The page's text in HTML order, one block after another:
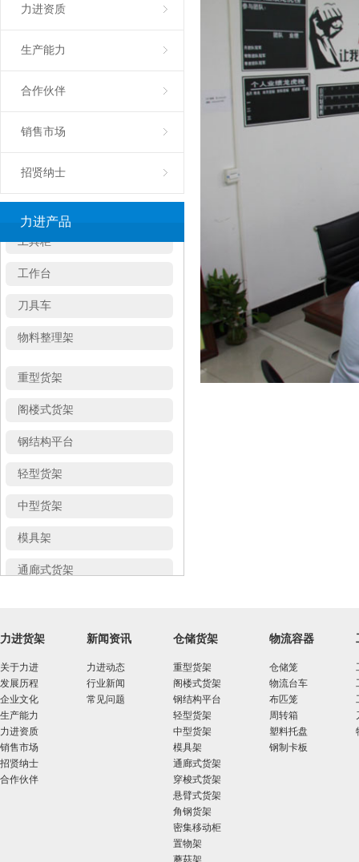
力进资质
生产能力
合作伙伴
销售市场
招贤纳士
力进产品
仓储笼
物流台车
塑料托盘
钢制卡板
工具车
工作台
刀具车
物料整理架
重型货架
阁楼式货架
钢结构平台
轻型货架
中型货架
模具架
通廊式货架
密集移动柜
置物架
蘑菇架
仓储笼
力进货架
关于力进
发展历程
企业文化
生产能力
力进资质
销售市场
招贤纳士
合作伙伴
新闻资讯
力进动态
行业新闻
常见问题
仓储货架
重型货架
阁楼式货架
钢结构平台
轻型货架
中型货架
模具架
通廊式货架
穿梭式货架
悬臂式货架
角钢货架
密集移动柜
置物架
蘑菇架
物流容器
仓储笼
物流台车
布匹笼
周转箱
塑料托盘
钢制卡板